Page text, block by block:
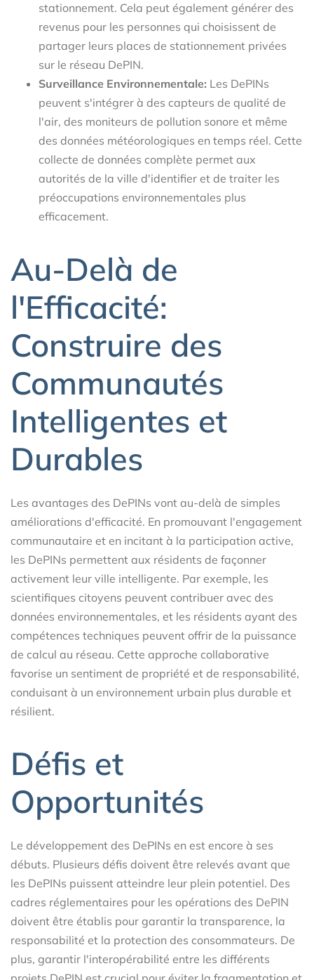
stationnement. Cela peut également générer des
revenus pour les personnes qui choisissent de
partager leurs places de stationnement privées
sur le réseau DePIN.
Surveillance Environnementale: Les DePINs
peuvent s'intégrer à des capteurs de qualité de
l'air, des moniteurs de pollution sonore et même
des données météorologiques en temps réel. Cette
collecte de données complète permet aux
autorités de la ville d'identifier et de traiter les
préoccupations environnementales plus
efficacement.
Au-Delà de
l'Efficacité:
Construire des
Communautés
Intelligentes et
Durables
Les avantages des DePINs vont au-delà de simples
améliorations d'efficacité. En promouvant l'engagement
communautaire et en incitant à la participation active,
les DePINs permettent aux résidents de façonner
activement leur ville intelligente. Par exemple, les
scientifiques citoyens peuvent contribuer avec des
données environnementales, et les résidents ayant des
compétences techniques peuvent offrir de la puissance
de calcul au réseau. Cette approche collaborative
favorise un sentiment de propriété et de responsabilité,
conduisant à un environnement urbain plus durable et
résilient.
Défis et
Opportunités
Le développement des DePINs en est encore à ses
débuts. Plusieurs défis doivent être relevés avant que
les DePINs puissent atteindre leur plein potentiel. Des
cadres réglementaires pour les opérations des DePIN
doivent être établis pour garantir la transparence, la
responsabilité et la protection des consommateurs. De
plus, garantir l'interopérabilité entre les différents